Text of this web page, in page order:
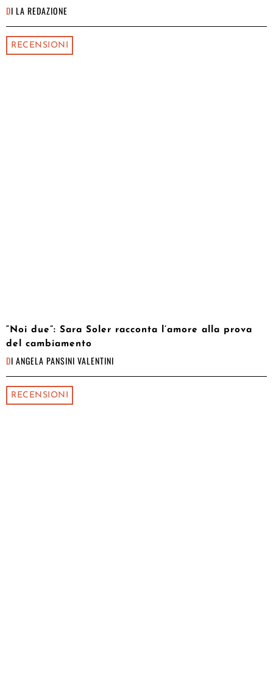
DI LA REDAZIONE
RECENSIONI
“Noi due”: Sara Soler racconta l’amore alla prova
del cambiamento
DI ANGELA PANSINI VALENTINI
RECENSIONI